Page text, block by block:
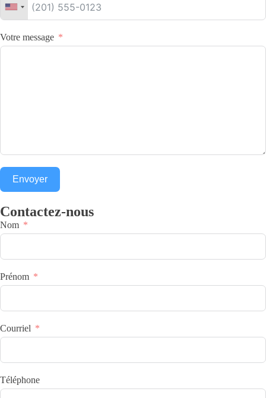
Votre message
Envoyer
Contactez-nous
Nom
Prénom
Courriel
Téléphone